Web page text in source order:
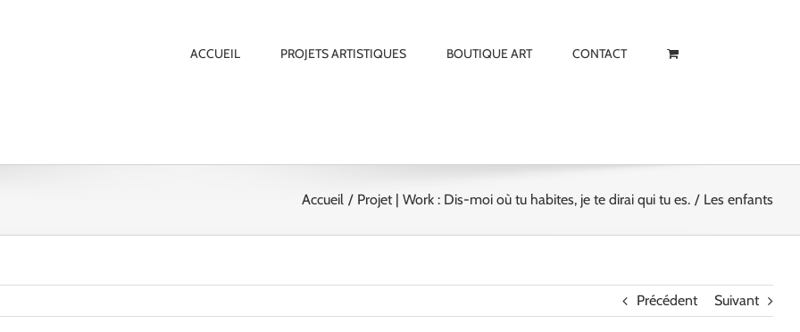
ACCUEIL PROJETS ARTISTIQUES BOUTIQUE ART CONTACT
Accueil Projet | Work : Dis-moi où tu habites, je te dirai qui tu es. Les enfants
Précédent Suivant